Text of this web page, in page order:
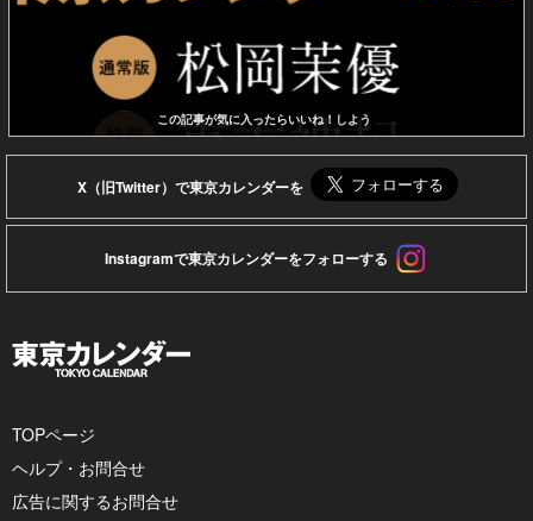
この記事が気に入ったらいいね！しよう
X（旧Twitter）で東京カレンダーを
Instagramで東京カレンダーをフォローする
TOPページ
ヘルプ・お問合せ
広告に関するお問合せ